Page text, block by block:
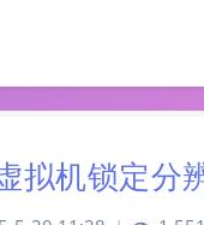
拟机锁定分